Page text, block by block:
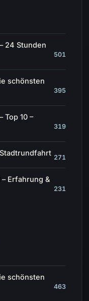
24 Stunden
501
schönsten
395
Top 10 –
319
271
Erfahrung &
231
schönsten
463